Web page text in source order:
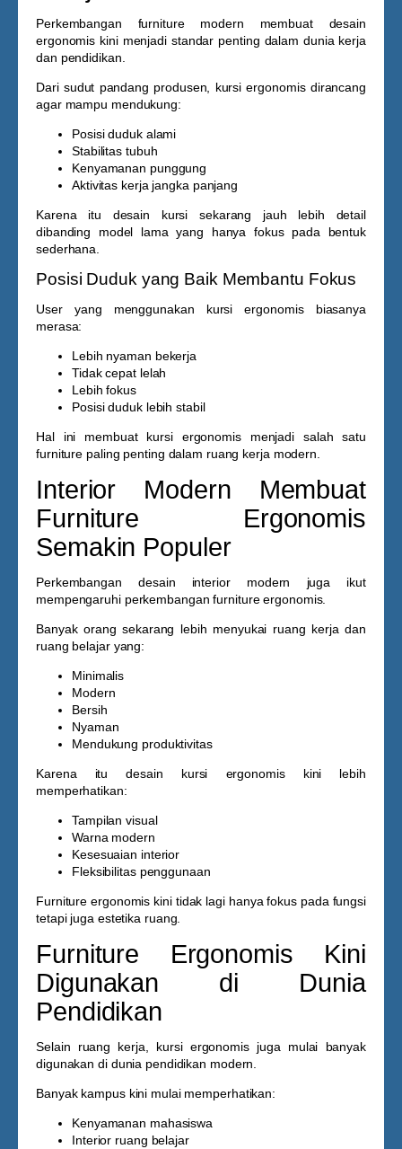
Perkembangan furniture modern membuat desain
ergonomis kini menjadi standar penting dalam dunia kerja
dan pendidikan.
Dari sudut pandang produsen, kursi ergonomis dirancang
agar mampu mendukung:
Posisi duduk alami
Stabilitas tubuh
Kenyamanan punggung
Aktivitas kerja jangka panjang
Karena itu desain kursi sekarang jauh lebih detail
dibanding model lama yang hanya fokus pada bentuk
sederhana.
Posisi Duduk yang Baik Membantu Fokus
User yang menggunakan kursi ergonomis biasanya
merasa:
Lebih nyaman bekerja
Tidak cepat lelah
Lebih fokus
Posisi duduk lebih stabil
Hal ini membuat kursi ergonomis menjadi salah satu
furniture paling penting dalam ruang kerja modern.
Interior Modern Membuat
Furniture Ergonomis
Semakin Populer
Perkembangan desain interior modern juga ikut
mempengaruhi perkembangan furniture ergonomis.
Banyak orang sekarang lebih menyukai ruang kerja dan
ruang belajar yang:
Minimalis
Modern
Bersih
Nyaman
Mendukung produktivitas
Karena itu desain kursi ergonomis kini lebih
memperhatikan:
Tampilan visual
Warna modern
Kesesuaian interior
Fleksibilitas penggunaan
Furniture ergonomis kini tidak lagi hanya fokus pada fungsi
tetapi juga estetika ruang.
Furniture Ergonomis Kini
Digunakan di Dunia
Pendidikan
Selain ruang kerja, kursi ergonomis juga mulai banyak
digunakan di dunia pendidikan modern.
Banyak kampus kini mulai memperhatikan:
Kenyamanan mahasiswa
Interior ruang belajar